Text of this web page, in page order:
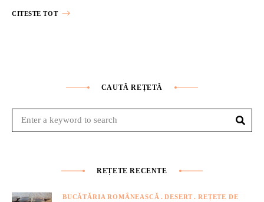
CITESTE TOT
CAUTĂ REȚETĂ
REȚETE RECENTE
BUCĂTĂRIA ROMÂNEASCĂ DESERT
REȚETE DE